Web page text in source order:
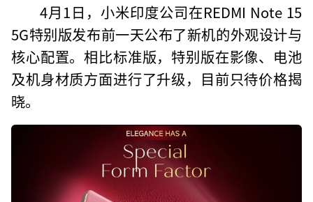
4月1日，小米印度公司在REDMI Note 15
5G特别版发布前一天公布了新机的外观设计与
核心配置。相比标准版，特别版在影像、电池
及机身材质方面进行了升级，目前只待价格揭
晓。